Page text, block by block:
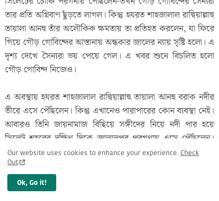
তার প্রতি অগ্নিবাণ ছুঁড়তে লাগল। কিন্তু হযরত শাহজালাল রাদ্বিয়াল্লাহু
তায়ালা আনহু তাঁর অলৌকিক ক্ষমতায় তা প্রতিহত করলেন, যা ফিরে
গিয়ে গৌড় গোবিন্দের আস্তানায় অন্ধকার জালের ন্যায় সৃষ্টি হলো। এ
দৃশ্য দেখে সৈন্যরা ভয় পেয়ে গেল। এ খবর শুনে বিচলিত হলো
গৌড় গোবিন্দ নিজেও।
এ অবস্থায় হযরত শাহজালাল রাদ্বিয়াল্লাহু তায়ালা আনহু বরাক নদীর
তীরে এসে পৌঁছলেন। কিন্তু এখানেও পারাপারের কোন ব্যবস্থা নেই।
আবারও তিনি জায়নামাজ বিছিয়ে সঙ্গীদের নিয়ে নদী পার হয়ে
সিলেট শহরের দক্ষিণ দিকে জালালপুর পরগণায় এসে পৌঁছলেন।
এসময় গৌড় গোবিন্দ একটি বিশাল লোহার কামান হাতির ওপর
সওয়ার করে হযরত শাহজালাল রাদ্বিয়াল্লাহু তায়ালা আনহু কাছে
পাঠালেন। রাজার দূতরা জানালো, তিনি যদি ধনুতে শরযোজনা করতে
পারেন, তাহলে তিনি তার জাদুটোনা থেকে বিরত থাকবেন এবং বিনা
Our website uses cookies to enhance your experience. Check
Out
Ok, Go it!